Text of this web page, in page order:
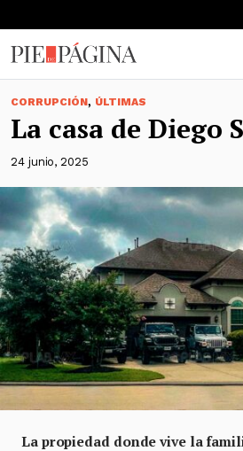
CORRUPCIÓN, ÚLTIMAS
La casa de Diego
24 junio, 2025
La propiedad donde vive la